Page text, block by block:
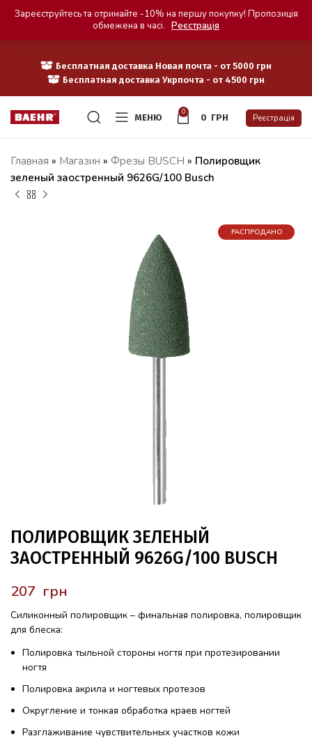
Бесплатная доставка Новая почта - от 5000 грн
Бесплатная доставка Укрпочта - от 4500 грн
МЕНЮ
0
0 ГРН Реєстрація
Главная » Магазин » Фрезы BUSCH » Полировщик
зеленый заостренный 9626G/100 Busch
РАСПРОДАНО
ПОЛИРОВЩИК ЗЕЛЕНЫЙ
ЗАОСТРЕННЫЙ 9626G/100 BUSCH
грн
Силиконный полировщик – финальная полировка, полировщик
для блеска:
Полировка тыльной стороны ногтя при протезировании
ногтя
Полировка акрила и ногтевых протезов
Округление и тонкая обработка краев ногтей
Разглаживание чувствительных участков кожи
Зареєструйтесь та отримайте -10% на першу покупку! Пропозиція
обмежена в часі. Реєстрація